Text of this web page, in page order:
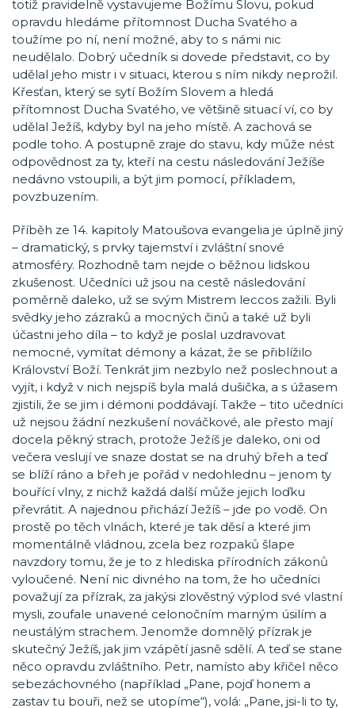
totiž pravidelně vystavujeme Božímu Slovu, pokud
opravdu hledáme přítomnost Ducha Svatého a
toužíme po ní, není možné, aby to s námi nic
neudělalo. Dobrý učedník si dovede představit, co by
udělal jeho mistr i v situaci, kterou s ním nikdy neprožil.
Křesťan, který se sytí Božím Slovem a hledá
přítomnost Ducha Svatého, ve většině situací ví, co by
udělal Ježíš, kdyby byl na jeho místě. A zachová se
podle toho. A postupně zraje do stavu, kdy může nést
odpovědnost za ty, kteří na cestu následování Ježíše
nedávno vstoupili, a být jim pomocí, příkladem,
povzbuzením.
Příběh ze 14. kapitoly Matoušova evangelia je úplně jiný
– dramatický, s prvky tajemství i zvláštní snové
atmosféry. Rozhodně tam nejde o běžnou lidskou
zkušenost. Učedníci už jsou na cestě následování
poměrně daleko, už se svým Mistrem leccos zažili. Byli
svědky jeho zázraků a mocných činů a také už byli
účastni jeho díla – to když je poslal uzdravovat
nemocné, vymítat démony a kázat, že se přiblížilo
Království Boží. Tenkrát jim nezbylo než poslechnout a
vyjít, i když v nich nejspíš byla malá dušička, a s úžasem
zjistili, že se jim i démoni poddávají. Takže – tito učedníci
už nejsou žádní nezkušení nováčkové, ale přesto mají
docela pěkný strach, protože Ježíš je daleko, oni od
večera veslují ve snaze dostat se na druhý břeh a teď
se blíží ráno a břeh je pořád v nedohlednu – jenom ty
bouřící vlny, z nichž každá další může jejich loďku
převrátit. A najednou přichází Ježíš – jde po vodě. On
prostě po těch vlnách, které je tak děsí a které jim
momentálně vládnou, zcela bez rozpaků šlape
navzdory tomu, že je to z hlediska přírodních zákonů
vyloučené. Není nic divného na tom, že ho učedníci
považují za přízrak, za jakýsi zlověstný výplod své vlastní
mysli, zoufale unavené celonočním marným úsilím a
neustálým strachem. Jenomže domnělý přízrak je
skutečný Ježíš, jak jim vzápětí jasně sdělí. A teď se stane
něco opravdu zvláštního. Petr, namísto aby křičel něco
sebezáchovného (například „Pane, pojď honem a
zastav tu bouři, než se utopíme“), volá: „Pane, jsi-li to ty,